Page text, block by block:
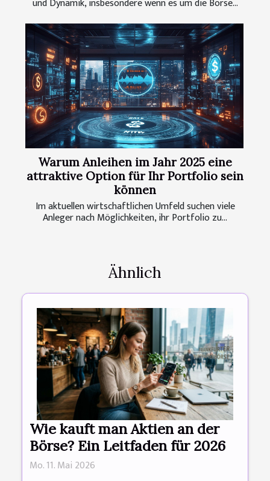
und Dynamik, insbesondere wenn es um die Börse...
Warum Anleihen im Jahr 2025 eine
attraktive Option für Ihr Portfolio sein
können
Im aktuellen wirtschaftlichen Umfeld suchen viele
Anleger nach Möglichkeiten, ihr Portfolio zu...
Ähnlich
Wie kauft man Aktien an der
Börse? Ein Leitfaden für 2026
Mo. 11. Mai 2026